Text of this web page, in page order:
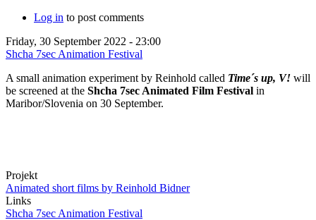
Log in to post comments
Friday, 30 September 2022 - 23:00
Shcha 7sec Animation Festival
A small animation experiment by Reinhold called Time´s up, V! will
be screened at the Shcha 7sec Animated Film Festival in
Maribor/Slovenia on 30 September.
Projekt
Animated short films by Reinhold Bidner
Links
Shcha 7sec Animation Festival